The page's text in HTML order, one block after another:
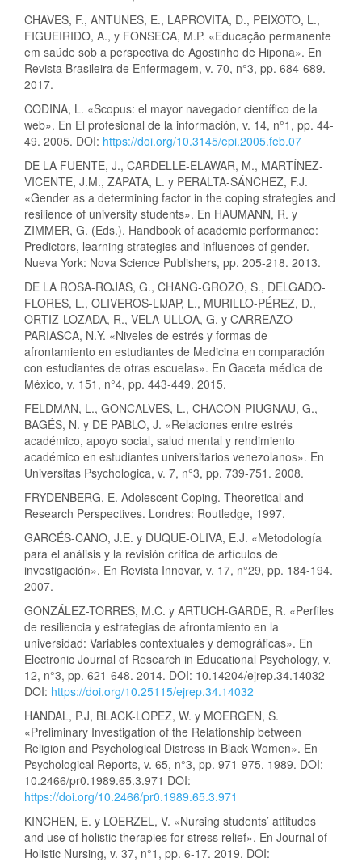
CHAVES, F., ANTUNES, E., LAPROVITA, D., PEIXOTO, L.,
FIGUEIRIDO, A., y FONSECA, M.P. «Educação permanente
em saúde sob a perspectiva de Agostinho de Hipona». En
Revista Brasileira de Enfermagem, v. 70, n°3, pp. 684-689.
2017.
CODINA, L. «Scopus: el mayor navegador científico de la
web». En El profesional de la información, v. 14, n°1, pp. 44-
49. 2005. DOI: https://doi.org/10.3145/epi.2005.feb.07
DE LA FUENTE, J., CARDELLE-ELAWAR, M., MARTÍNEZ-
VICENTE, J.M., ZAPATA, L. y PERALTA-SÁNCHEZ, F.J.
«Gender as a determining factor in the coping strategies and
resilience of university students». En HAUMANN, R. y
ZIMMER, G. (Eds.). Handbook of academic performance:
Predictors, learning strategies and influences of gender.
Nueva York: Nova Science Publishers, pp. 205-218. 2013.
DE LA ROSA-ROJAS, G., CHANG-GROZO, S., DELGADO-
FLORES, L., OLIVEROS-LIJAP, L., MURILLO-PÉREZ, D.,
ORTIZ-LOZADA, R., VELA-ULLOA, G. y CARREAZO-
PARIASCA, N.Y. «Niveles de estrés y formas de
afrontamiento en estudiantes de Medicina en comparación
con estudiantes de otras escuelas». En Gaceta médica de
México, v. 151, n°4, pp. 443-449. 2015.
FELDMAN, L., GONCALVES, L., CHACON-PIUGNAU, G.,
BAGÉS, N. y DE PABLO, J. «Relaciones entre estrés
académico, apoyo social, salud mental y rendimiento
académico en estudiantes universitarios venezolanos». En
Universitas Psychologica, v. 7, n°3, pp. 739-751. 2008.
FRYDENBERG, E. Adolescent Coping. Theoretical and
Research Perspectives. Londres: Routledge, 1997.
GARCÉS-CANO, J.E. y DUQUE-OLIVA, E.J. «Metodología
para el análisis y la revisión crítica de artículos de
investigación». En Revista Innovar, v. 17, n°29, pp. 184-194.
2007.
GONZÁLEZ-TORRES, M.C. y ARTUCH-GARDE, R. «Perfiles
de resiliencia y estrategias de afrontamiento en la
universidad: Variables contextuales y demográficas». En
Electronic Journal of Research in Educational Psychology, v.
12, n°3, pp. 621-648. 2014. DOI: 10.14204/ejrep.34.14032
DOI: https://doi.org/10.25115/ejrep.34.14032
HANDAL, P.J, BLACK-LOPEZ, W. y MOERGEN, S.
«Preliminary Investigation of the Relationship between
Religion and Psychological Distress in Black Women». En
Psychological Reports, v. 65, n°3, pp. 971-975. 1989. DOI:
10.2466/pr0.1989.65.3.971 DOI:
https://doi.org/10.2466/pr0.1989.65.3.971
KINCHEN, E. y LOERZEL, V. «Nursing students’ attitudes
and use of holistic therapies for stress relief». En Journal of
Holistic Nursing, v. 37, n°1, pp. 6-17. 2019. DOI: